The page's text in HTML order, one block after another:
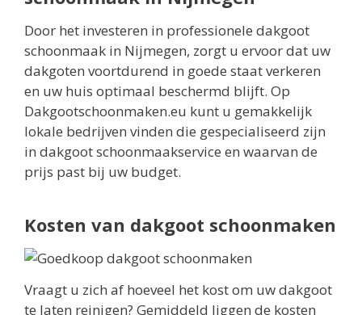
Door het investeren in professionele dakgoot
schoonmaak in Nijmegen, zorgt u ervoor dat uw
dakgoten voortdurend in goede staat verkeren
en uw huis optimaal beschermd blijft. Op
Dakgootschoonmaken.eu kunt u gemakkelijk
lokale bedrijven vinden die gespecialiseerd zijn
in dakgoot schoonmaakservice en waarvan de
prijs past bij uw budget.
Kosten van dakgoot schoonmaken
Vraagt u zich af hoeveel het kost om uw dakgoot
te laten reinigen? Gemiddeld liggen de kosten